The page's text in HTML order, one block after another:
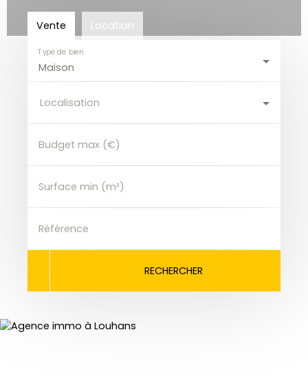
Vente Location
Maison
Type de bien
Localisation
Budget max (€)
Surface min (m²)
Référence
RECHERCHER